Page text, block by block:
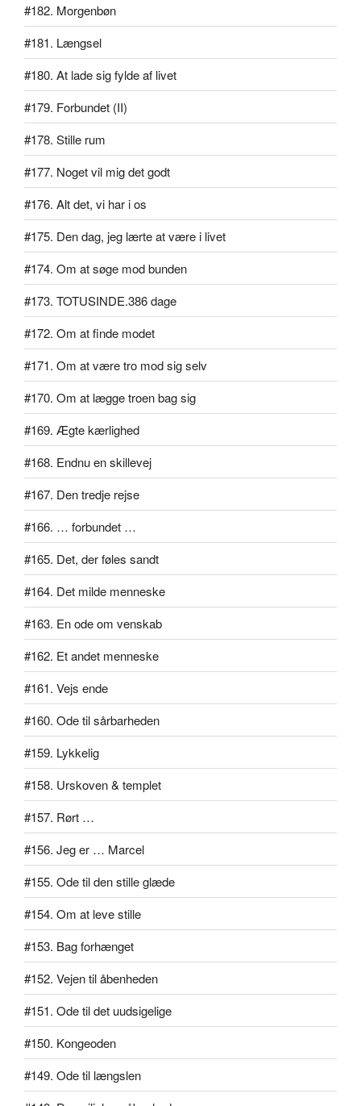
#182. Morgenbøn
#181. Længsel
#180. At lade sig fylde af livet
#179. Forbundet (II)
#178. Stille rum
#177. Noget vil mig det godt
#176. Alt det, vi har i os
#175. Den dag, jeg lærte at være i livet
#174. Om at søge mod bunden
#173. TOTUSINDE.386 dage
#172. Om at finde modet
#171. Om at være tro mod sig selv
#170. Om at lægge troen bag sig
#169. Ægte kærlighed
#168. Endnu en skillevej
#167. Den tredje rejse
#166. … forbundet …
#165. Det, der føles sandt
#164. Det milde menneske
#163. En ode om venskab
#162. Et andet menneske
#161. Vejs ende
#160. Ode til sårbarheden
#159. Lykkelig
#158. Urskoven & templet
#157. Rørt …
#156. Jeg er … Marcel
#155. Ode til den stille glæde
#154. Om at leve stille
#153. Bag forhænget
#152. Vejen til åbenheden
#151. Ode til det uudsigelige
#150. Kongeoden
#149. Ode til længslen